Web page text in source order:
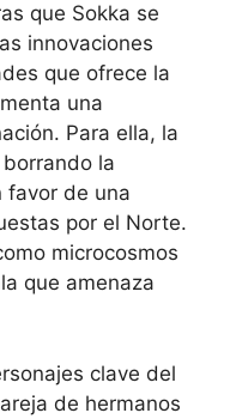
que Sokka se
innovaciones
que ofrece la
una
Para ella, la
la
favor de una
por el Norte.
microcosmos
que amenaza
clave del
de hermanos